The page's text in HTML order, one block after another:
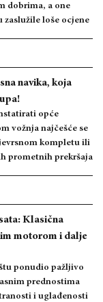
dobrima, a one
loše ocjene
navika, koja
opće
vožnja najčešće se
kompletu ili
prometnih prekršaja
Klasična
motorom i dalje
ponudio pažljivo
prednostima
i uglađenosti